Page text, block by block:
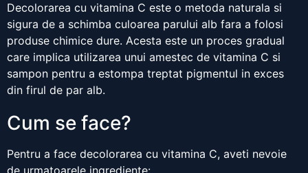
Decolorarea cu vitamina C este o metoda naturala si
sigura de a schimba culoarea parului alb fara a folosi
produse chimice dure. Acesta este un proces gradual
care implica utilizarea unui amestec de vitamina C si
sampon pentru a estompa treptat pigmentul in exces
din firul de par alb.
Cum se face?
Pentru a face decolorarea cu vitamina C, aveti nevoie